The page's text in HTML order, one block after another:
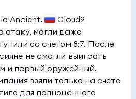
Ancient.
Cloud9
атаку, могли даже
со счетом 8:7. После
не смогли выиграть
и первый оружейный.
взяли только на счете
для полноценного